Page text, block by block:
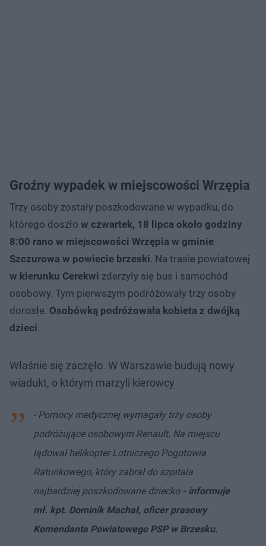
Groźny wypadek w miejscowości Wrzępia
Trzy osoby zostały poszkodowane w wypadku, do
którego doszło w czwartek, 18 lipca około godziny
8:00 rano w miejscowości Wrzępia w gminie
Szczurowa w powiecie brzeski. Na trasie powiatowej
w kierunku Cerekwi zderzyły się bus i samochód
osobowy. Tym pierwszym podróżowały trzy osoby
dorosłe. Osobówką podróżowała kobieta z dwójką
dzieci.
Właśnie się zaczęło. W Warszawie budują nowy
wiadukt, o którym marzyli kierowcy
- Pomocy medycznej wymagały trzy osoby
podróżujące osobowym Renault. Na miejscu
lądował helikopter Lotniczego Pogotowia
Ratunkowego, który zabrał do szpitala
najbardziej poszkodowane dziecko - informuje
mł. kpt. Dominik Machał, oficer prasowy
Komendanta Powiatowego PSP w Brzesku.